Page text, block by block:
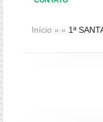
Início » » 1ª